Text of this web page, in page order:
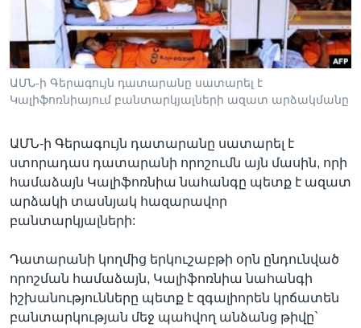
Լեզուներ
ԱՄՆ-ի Գերագույն դատարանը սատարել է
Կալիֆոռնիայում բանտարկյալների ազատ արձակմանը
ԱՄՆ-ի Գերագույն դատարանը սատարել է
ստորադաս դատարանի որոշումն այն մասին, որի
համաձայն Կալիֆոռնիա նահանգը պետք է ազատ
արձակի տասնյակ հազարավոր
բանտարկյալների:
Դատարանի կողմից երկուշաբթի օրն ընդունված
որոշման համաձայն, Կալիֆոռնիա նահանգի
իշխանությունները պետք է զգալիորեն կրճատեն
բանտարկության մեջ պահվող անձանց թիվը`